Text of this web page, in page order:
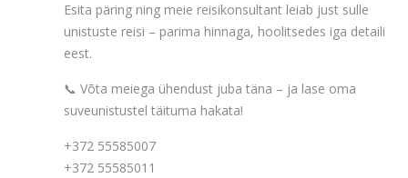
Esita päring ning meie reisikonsultant leiab just sulle
unistuste reisi – parima hinnaga, hoolitsedes iga detaili
eest.
📞 Võta meiega ühendust juba täna – ja lase oma
suveunistustel täituma hakata!
+372 55585007
+372 55585011